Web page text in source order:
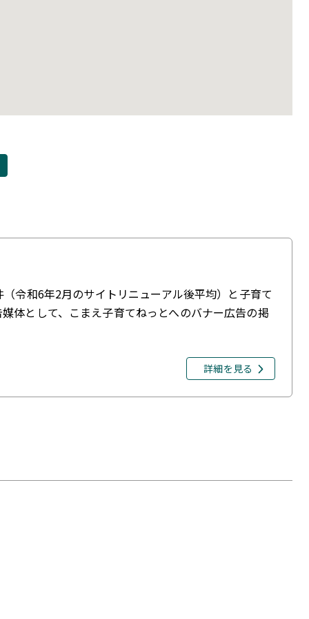
令和6年2月のサイトリニューアル後平均）と子育て
体として、こまえ子育てねっとへのバナー広告の掲
詳細を見る